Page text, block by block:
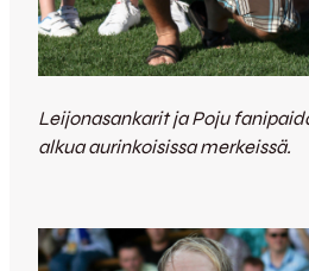
Leijonasankarit ja Poju
alkua aurinkoisissa merkeissä.